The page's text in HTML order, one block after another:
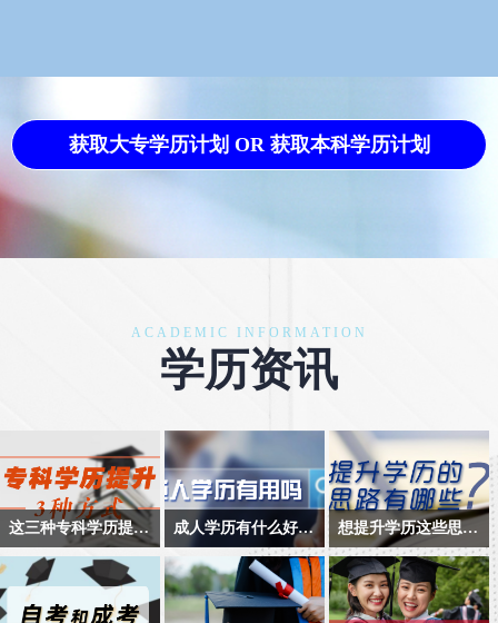
这三种专科学历提升的方式，你知道吗？
专科学历提升方式有哪
些？都有哪些特点？我
国现行的国民教育体系
成人学历有什么好处？
很多人在脱离学校生活
之后，尤其是工作之后
才感觉到学历的重要
想提升学历这些思路你知道吗？
提升学历很重要，如何
让自己的学历得到认
可，想要提升学历，现
学历资讯
ACADEMIC INFORMATION
获取大专学历计划 OR 获取本科学历计划